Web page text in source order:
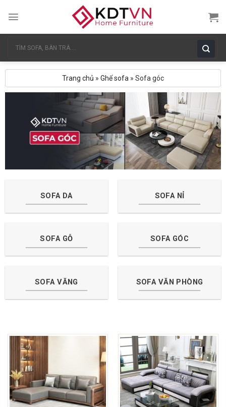
kiếm:
Trang chủ » Ghế sofa » Sofa góc
SOFA DA SOFA NỈ
SOFA GỖ SOFA GÓC
SOFA VĂNG SOFA VĂN PHÒNG